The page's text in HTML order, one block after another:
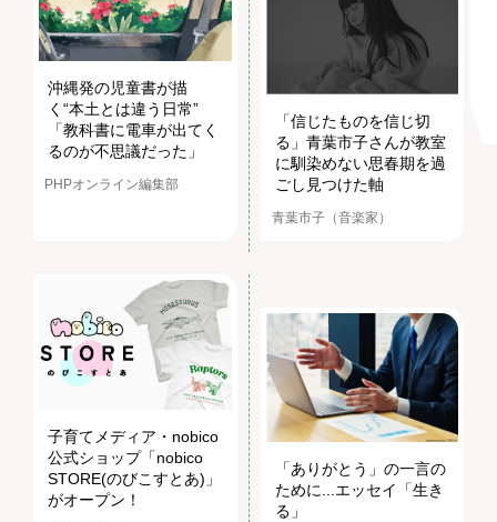
沖縄発の児童書が描
く“本土とは違う日常”
「教科書に電車が出てく
るのが不思議だった」
PHPオンライン編集部
「信じたものを信じ切
る」青葉市子さんが教室
に馴染めない思春期を過
ごし見つけた軸
青葉市子（音楽家）
子育てメディア・nobico
公式ショップ「nobico
STORE(のびこすとあ)」
がオープン！
「ありがとう」の一言の
ために...エッセイ「生き
る」